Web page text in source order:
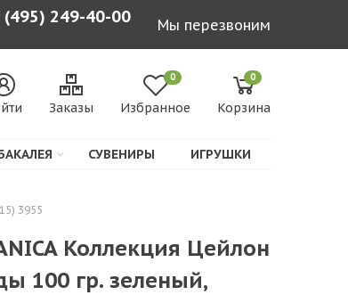
(495) 249-40-00 Мы перезвоним
Заказы
0
Избранное
0
Корзина
СУВЕНИРЫ ИГРУШКИ
3955
Коллекция Цейлон
100 гр. зеленый,